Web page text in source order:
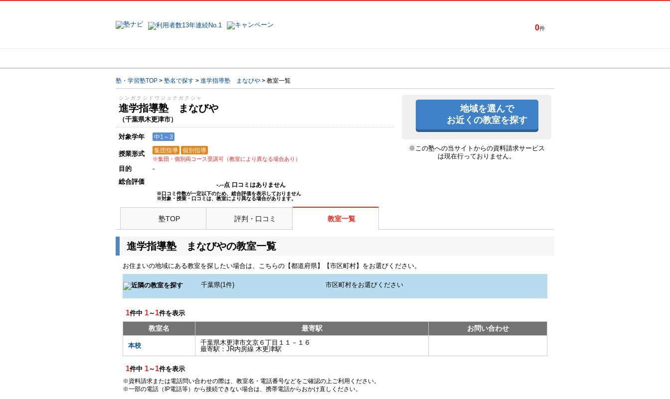
0件
塾・学習塾TOP > 塾名で探す > 進学指導塾 まなびや > 教室一覧
シンガクシドウジュクガクシャ
進学指導塾 まなびや
（千葉県木更津市）
対象学年 中1～3
授業形式 集団指導 個別指導
※集団・個別両コース受講可（教室により異なる場合あり）
目的
-
総合評価
-.--点 口コミはありません
※口コミ件数が一定以下のため、総合評価を表示しておりません
※対象・授業・口コミは、教室により異なる場合があります。
地域を選んで
お近くの教室を探す
※この塾への当サイトからの資料請求サービス
は現在行っておりません。
塾TOP 評判・口コミ 教室一覧
進学指導塾 まなびやの教室一覧
お住まいの地域にある教室を探したい場合は、こちらの【都道府県】【市区町村】をお選びください。
1件中 1～ 1件を表示
教室名 最寄駅 お問い合わせ
本校
千葉県木更津市文京６丁目１１－１６
最寄駅： JR内房線 木更津駅
1件中 1～ 1件を表示
※資料請求または電話問い合わせの際は、教室名・電話番号などをご確認の上ご利用ください。
※一部の電話（IP電話等）から接続できない場合は、携帯電話からおかけ直しください。